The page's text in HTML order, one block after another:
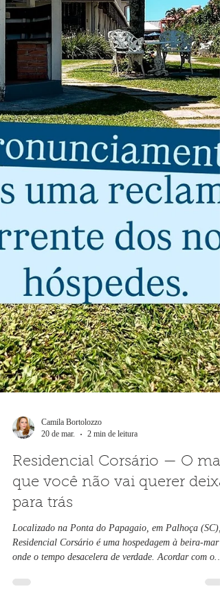
20 de mar.
2 min de leitura
Residencial Corsário — O mar
que você não vai querer